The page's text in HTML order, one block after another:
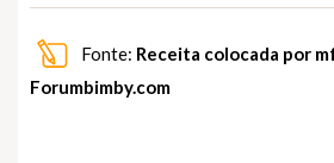
Fonte: Receita colocada por
Forumbimby.com